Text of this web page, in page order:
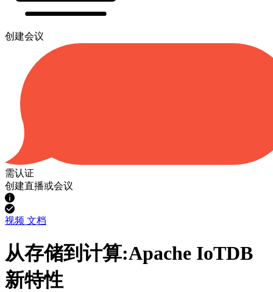
创建会议
需认证
创建直播或会议
视频 文档
从存储到计算:Apache IoTDB
新特性